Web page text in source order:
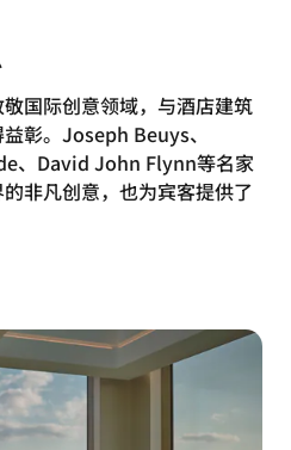
国际创意领域，与酒店建筑
彰。Joseph Beuys、
、David John Flynn等名家
非凡创意，也为宾客提供了